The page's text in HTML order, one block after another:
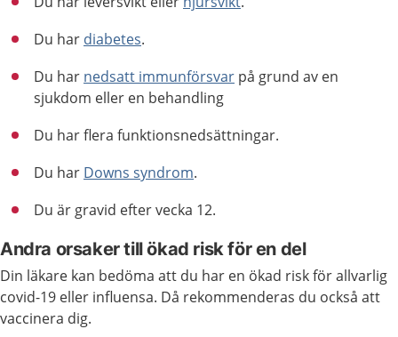
Du har diabetes.
Du har nedsatt immunförsvar på grund av en
sjukdom eller en behandling
Du har flera funktionsnedsättningar.
Du har Downs syndrom.
Du är gravid efter vecka 12.
Andra orsaker till ökad risk för en del
Din läkare kan bedöma att du har en ökad risk för allvarlig
covid-19 eller influensa. Då rekommenderas du också att
vaccinera dig.